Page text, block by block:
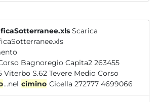
Scarica
Bagnoregio Capita2 263455
4721085 Viterbo S.62 Tevere Medio Corso
...nel cimino Cicella 272777 4699066